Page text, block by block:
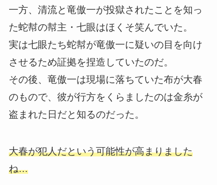
一方、清流と竜傲一が投獄されたことを知っ
た蛇幇の幇主・七眼はほくそ笑んでいた。
実は七眼たち蛇幇が竜傲一に疑いの目を向け
させるため証拠を捏造していたのだ。
その後、竜傲一は現場に落ちていた布が大春
のもので、彼が行方をくらましたのは金糸が
盗まれた日だと知るのだった。
大春が犯人だという可能性が高まりました
ね…